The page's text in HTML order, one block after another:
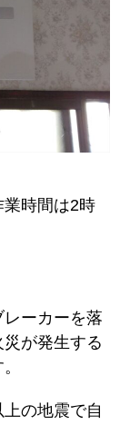
業時間は2時
ーカーを落
が発生する
の地震で自